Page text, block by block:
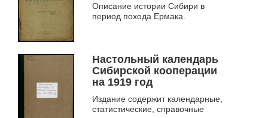
Описание истории Сибири в
период похода Ермака.
Настольный календарь
Сибирской кооперации
на 1919 год
Издание содержит календарные,
статистические, справочные